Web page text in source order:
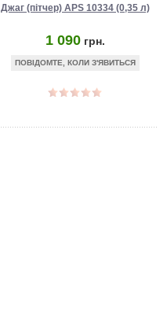
Джаг (пітчер) APS 10334 (0,35 л)
1 090 грн.
ПОВІДОМТЕ, КОЛИ З'ЯВИТЬСЯ